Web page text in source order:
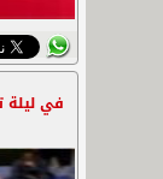
في ليلة